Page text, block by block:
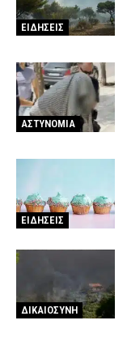
ΕΙΔΗΣΕΙΣ
ΑΣΤΥΝΟΜΙΑ
ΕΙΔΗΣΕΙΣ
ΔΙΚΑΙΟΣΥΝΗ